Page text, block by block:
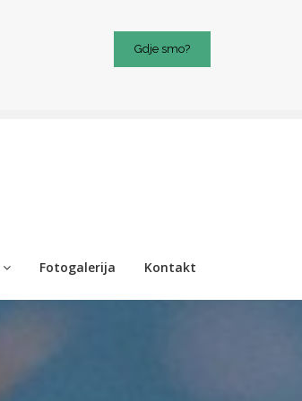
Gdje smo?
Fotogalerija Kontakt